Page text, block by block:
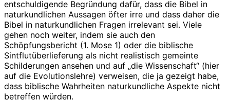
entschuldigende Begründung dafür, dass die Bibel in
naturkundlichen Aussagen öfter irre und dass daher die
Bibel in naturkundlichen Fragen irrelevant sei. Viele
gehen noch weiter, indem sie auch den
Schöpfungsbericht (1. Mose 1) oder die biblische
Sintflutüberlieferung als nicht realistisch gemeinte
Schilderungen ansehen und auf „die Wissenschaft“ (hier
auf die Evolutionslehre) verweisen, die ja gezeigt habe,
dass biblische Wahrheiten naturkundliche Aspekte nicht
betreffen würden.